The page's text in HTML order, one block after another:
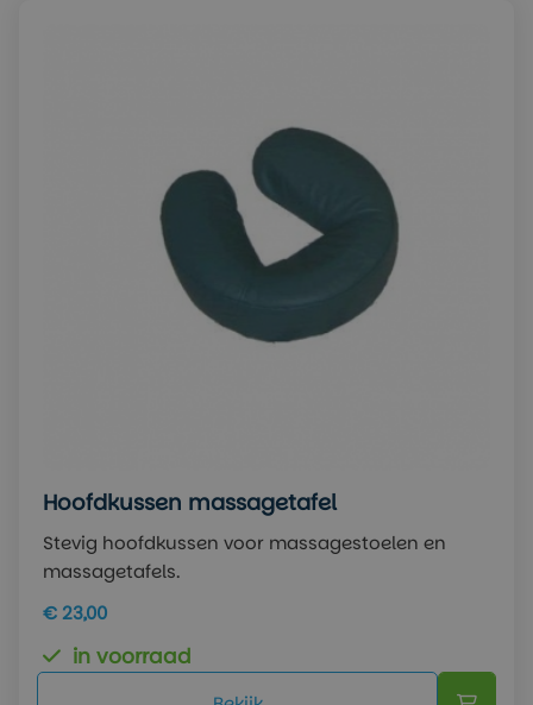
Hoofdkussen massagetafel
Stevig hoofdkussen voor massagestoelen en
massagetafels.
€ 23,00
in voorraad